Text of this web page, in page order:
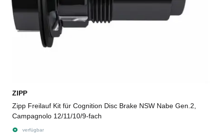
ZIPP
Zipp Freilauf Kit für Cognition Disc Brake NSW Nabe Gen.2,
Campagnolo 12/11/10/9-fach
verfügbar